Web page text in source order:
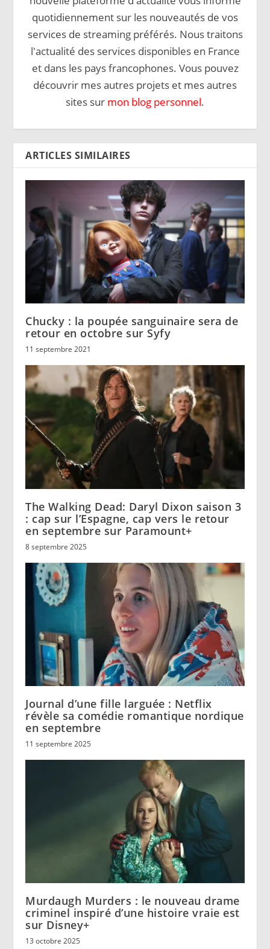
quotidiennement sur les nouveautés de vos
services de streaming préférés. Nous traitons
l'actualité des services disponibles en France
et dans les pays francophones. Vous pouvez
découvrir mes autres projets et mes autres
sites sur mon blog personnel.
ARTICLES SIMILAIRES
Chucky : la poupée sanguinaire sera de
retour en octobre sur Syfy
11 septembre 2021
The Walking Dead: Daryl Dixon saison 3
: cap sur l’Espagne, cap vers le retour
en septembre sur Paramount+
8 septembre 2025
Journal d’une fille larguée : Netflix
révèle sa comédie romantique nordique
en septembre
11 septembre 2025
Murdaugh Murders : le nouveau drame
criminel inspiré d’une histoire vraie est
sur Disney+
13 octobre 2025